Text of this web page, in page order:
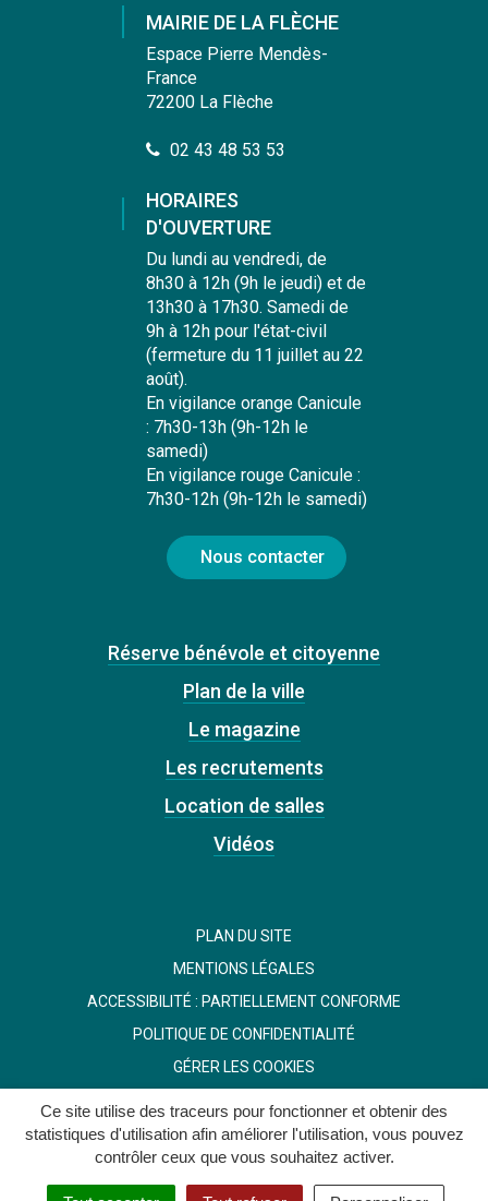
Ce site utilise des traceurs pour fonctionner et obtenir des
statistiques d'utilisation afin améliorer l'utilisation, vous pouvez
contrôler ceux que vous souhaitez activer.
comptecomptecompte
chaîne
MAIRIE DE LA FLÈCHE
Espace Pierre Mendès-
France
72200 La Flèche
02 43 48 53 53
HORAIRES
D'OUVERTURE
Du lundi au vendredi, de
8h30 à 12h (9h le jeudi) et de
13h30 à 17h30. Samedi de
9h à 12h pour l'état-civil
(fermeture du 11 juillet au 22
août).
En vigilance orange Canicule
: 7h30-13h (9h-12h le
samedi)
En vigilance rouge Canicule :
7h30-12h (9h-12h le samedi)
Nous contacter
Réserve bénévole et citoyenne
Plan de la ville
Le magazine
Les recrutements
Location de salles
Vidéos
PLAN DU SITE
MENTIONS LÉGALES
ACCESSIBILITÉ : PARTIELLEMENT CONFORME
POLITIQUE DE CONFIDENTIALITÉ
GÉRER LES COOKIES